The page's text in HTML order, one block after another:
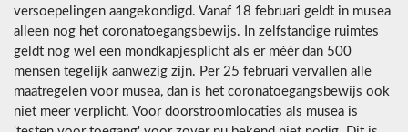
versoepelingen aangekondigd. Vanaf 18 februari geldt in musea
alleen nog het coronatoegangsbewijs. In zelfstandige ruimtes
geldt nog wel een mondkapjesplicht als er méér dan 500
mensen tegelijk aanwezig zijn. Per 25 februari vervallen alle
maatregelen voor musea, dan is het coronatoegangsbewijs ook
niet meer verplicht. Voor doorstroomlocaties als musea is